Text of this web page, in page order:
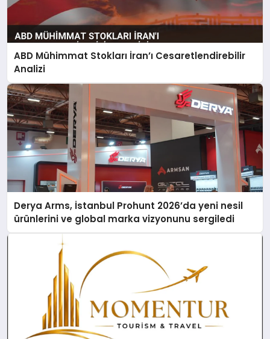
ABD Mühimmat Stokları İran’ı Cesaretlendirebilir
Analizi
Derya Arms, İstanbul Prohunt 2026’da yeni nesil
ürünlerini ve global marka vizyonunu sergiledi